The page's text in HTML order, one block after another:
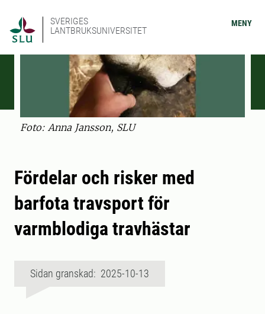
SVERIGES
LANTBRUKSUNIVERSITET
MENY
Foto: Anna Jansson, SLU
Fördelar och risker med
barfota travsport för
varmblodiga travhästar
Sidan granskad: 2025-10-13